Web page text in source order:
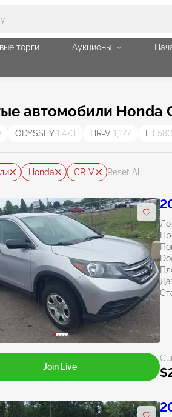
торги Аукционы
автомобили Honda
ODYSSEY 1,473 HR-V 1,177 Fit 580
Honda CR-V Reset All
Join Live